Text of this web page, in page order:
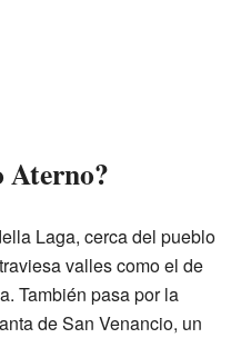
Aterno?
Laga, cerca del pueblo
valles como el de
También pasa por la
de San Venancio, un